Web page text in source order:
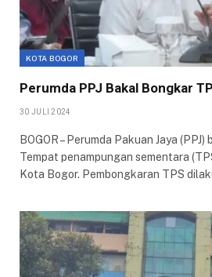
KOTA BOGOR
Perumda PPJ Bakal Bongkar
30 JULI 2024
BOGOR – Perumda Pakuan Jaya
Tempat penampungan sementara
Kota Bogor. Pembongkaran TPS